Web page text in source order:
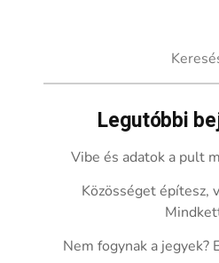
Legutóbbi
Vibe és adatok a pult
Közösséget építesz,
Nem fogynak a jegyek?